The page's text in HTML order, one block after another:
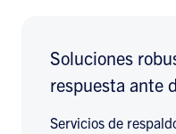
Soluciones
respuesta ante
Servicios de